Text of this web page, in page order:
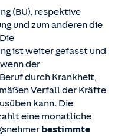
(BU), respektive
und zum anderen die
ist weiter gefasst und
der
durch Krankheit,
Verfall der Kräfte
kann. Die
eine monatliche
bestimmte